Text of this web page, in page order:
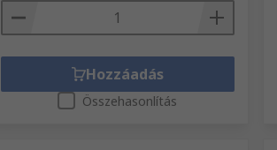
Hozzáadás
Összehasonlítás